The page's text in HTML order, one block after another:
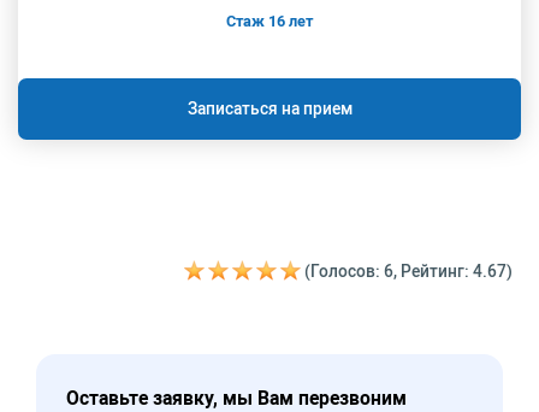
Стаж 16 лет
Записаться на прием
(Голосов: 6, Рейтинг: 4.67)
Оставьте заявку, мы Вам перезвоним